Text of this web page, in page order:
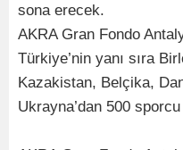
sona erecek.
AKRA Gran Fondo
Türkiye’nin yanı sıra
Kazakistan, Belçika,
Ukrayna’dan 500